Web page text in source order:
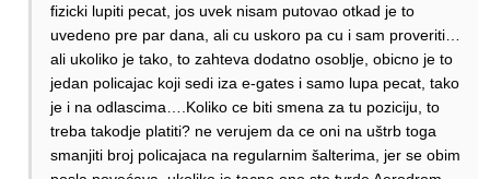
fizicki lupiti pecat, jos uvek nisam putovao otkad je to
uvedeno pre par dana, ali cu uskoro pa cu i sam proveriti…
ali ukoliko je tako, to zahteva dodatno osoblje, obicno je to
jedan policajac koji sedi iza e-gates i samo lupa pecat, tako
je i na odlascima….Koliko ce biti smena za tu poziciju, to
treba takodje platiti? ne verujem da ce oni na uštrb toga
smanjiti broj policajaca na regularnim šalterima, jer se obim